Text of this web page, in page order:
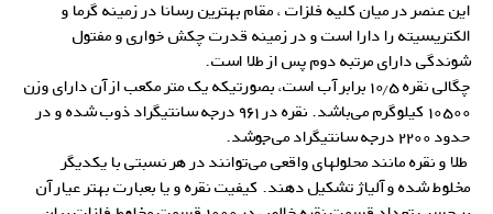
این عنصر در میان کلیه فلزات ، مقام بهترین رسانا در زمینه گرما و
الکتریسیته را دارا است و در زمینه قدرت چکش خواری و مفتول
شوندگی دارای مرتبه دوم پس از طلا است.
چگالی نقره ۱۰٫۵ برابر آب است، بصورتیکه یک متر مکعب از آن دارای وزن
۱۰۵۰۰ کیلوگرم می‌باشد. نقره در ۹۶۱ درجه سانتیگراد ذوب شده و در
حدود ۲۲۰۰ درجه سانتیگراد می‌جوشد.
طلا و نقره مانند محلولهای واقعی می‌توانند در هر نسبتی با یکدیگر
مخلوط شده و آلیاژ تشکیل دهند. کیفیت نقره و یا بعبارت بهتر عیار آن